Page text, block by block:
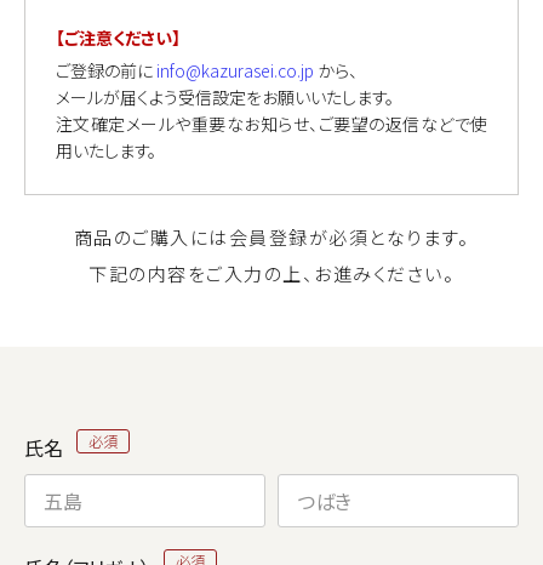
【ご注意ください】
ご登録の前に info@kazurasei.co.jp から、
メールが届くよう受信設定をお願いいたします。
注文確定メールや重要なお知らせ、ご要望の返信などで使
用いたします。
商品のご購入には会員登録が必須となります。
下記の内容をご入力の上、お進みください。
氏名